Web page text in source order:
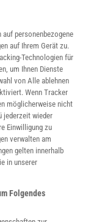
auf personenbezogene
auf Ihrem Gerät zu.
Technologien für
um Ihnen Dienste
von Alle ablehnen
Wenn Tracker
möglicherweise nicht
jederzeit wieder
Einwilligung zu
verwalten am
gelten innerhalb
in unserer
Folgendes